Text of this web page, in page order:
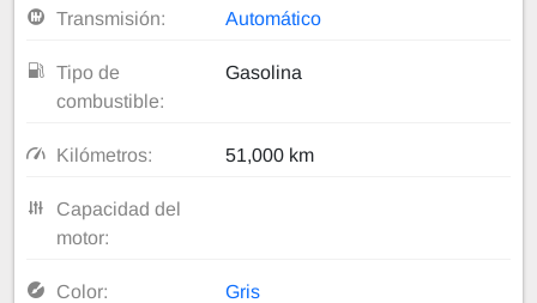
Transmisión: Automático
Tipo de
combustible:
Gasolina
Kilómetros: 51,000 km
Capacidad del
motor:
Color: Gris